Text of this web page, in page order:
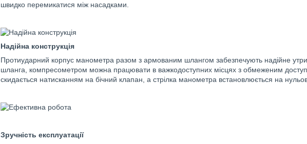
швидко перемикатися між насадками.
Надійна конструкція
Протиударний корпус манометра разом з армованим шлангом забезпечують надійне
шланга, компресометром можна працювати в важкодоступних місцях з обмеженим
скидається натисканням на бічний клапан, а стрілка манометра встановлюється на
Зручність експлуатації